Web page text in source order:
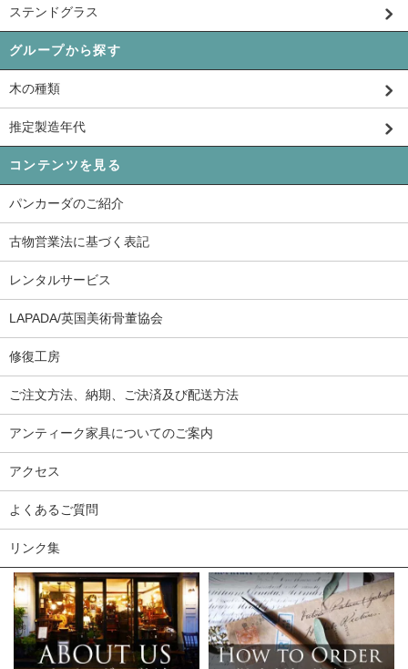
ステンドグラス
グループから探す
木の種類
推定製造年代
コンテンツを見る
パンカーダのご紹介
古物営業法に基づく表記
レンタルサービス
LAPADA/英国美術骨董協会
修復工房
ご注文方法、納期、ご決済及び配送方法
アンティーク家具についてのご案内
アクセス
よくあるご質問
リンク集